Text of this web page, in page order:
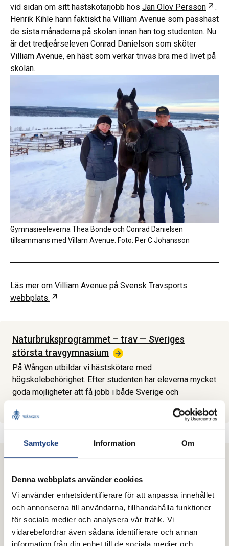
Samtycke Information Om
Denna webbplats använder cookies
Vi använder enhetsidentifierare för att anpassa innehållet
och annonserna till användarna, tillhandahålla funktioner
för sociala medier och analysera vår trafik. Vi
vidarebefordrar även sådana identifierare och annan
vid sidan om sitt hästskötarjobb hos Jan Olov Persson
.
Henrik Kihle hann faktiskt ha Villiam Avenue som passhäst
de sista månaderna på skolan innan han tog studenten. Nu
är det tredjeårseleven Conrad Danielson som sköter
Villiam Avenue, en häst som verkar trivas bra med livet på
skolan.
Gymnasieeleverna Thea Bonde och Conrad Danielsen
tillsammans med Villam Avenue. Foto: Per C Johansson
Läs mer om Villiam Avenue på Svensk Travsports
webbplats.
Naturbruks­programmet – trav — Sveriges
största travgymnasium
På Wången utbildar vi hästskötare med
högskolebehörighet. Efter studenten har eleverna mycket
goda möjligheter att få jobb i både Sverige och